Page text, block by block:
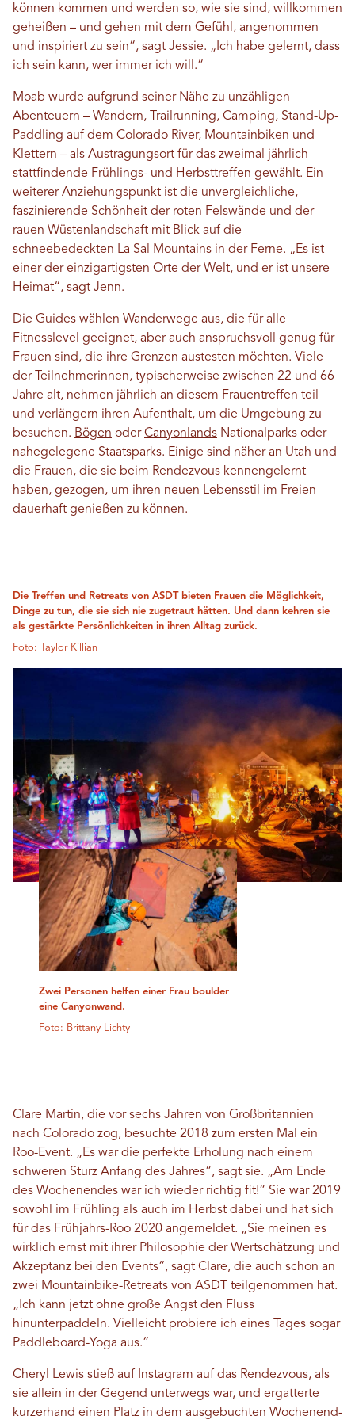
können kommen und werden so, wie sie sind, willkommen
geheißen – und gehen mit dem Gefühl, angenommen
und inspiriert zu sein“, sagt Jessie. „Ich habe gelernt, dass
ich sein kann, wer immer ich will.“
Moab wurde aufgrund seiner Nähe zu unzähligen
Abenteuern – Wandern, Trailrunning, Camping, Stand-Up-
Paddling auf dem Colorado River, Mountainbiken und
Klettern – als Austragungsort für das zweimal jährlich
stattfindende Frühlings- und Herbsttreffen gewählt. Ein
weiterer Anziehungspunkt ist die unvergleichliche,
faszinierende Schönheit der roten Felswände und der
rauen Wüstenlandschaft mit Blick auf die
schneebedeckten La Sal Mountains in der Ferne. „Es ist
einer der einzigartigsten Orte der Welt, und er ist unsere
Heimat“, sagt Jenn.
Die Guides wählen Wanderwege aus, die für alle
Fitnesslevel geeignet, aber auch anspruchsvoll genug für
Frauen sind, die ihre Grenzen austesten möchten. Viele
der Teilnehmerinnen, typischerweise zwischen 22 und 66
Jahre alt, nehmen jährlich an diesem Frauentreffen teil
und verlängern ihren Aufenthalt, um die Umgebung zu
besuchen. Bögen oderCanyonlands Nationalparks oder
nahegelegene Staatsparks. Einige sind näher an Utah und
die Frauen, die sie beim Rendezvous kennengelernt
haben, gezogen, um ihren neuen Lebensstil im Freien
dauerhaft genießen zu können.
Zwei Personen helfen einer Frau boulder
eine Canyonwand.
Foto: Brittany Lichty
Die Treffen und Retreats von ASDT bieten Frauen die Möglichkeit,
Dinge zu tun, die sie sich nie zugetraut hätten. Und dann kehren sie
als gestärkte Persönlichkeiten in ihren Alltag zurück.
Foto: Taylor Killian
Clare Martin, die vor sechs Jahren von Großbritannien
nach Colorado zog, besuchte 2018 zum ersten Mal ein
Roo-Event. „Es war die perfekte Erholung nach einem
schweren Sturz Anfang des Jahres“, sagt sie. „Am Ende
des Wochenendes war ich wieder richtig fit!“ Sie war 2019
sowohl im Frühling als auch im Herbst dabei und hat sich
für das Frühjahrs-Roo 2020 angemeldet. „Sie meinen es
wirklich ernst mit ihrer Philosophie der Wertschätzung und
Akzeptanz bei den Events“, sagt Clare, die auch schon an
zwei Mountainbike-Retreats von ASDT teilgenommen hat.
„Ich kann jetzt ohne große Angst den Fluss
hinunterpaddeln. Vielleicht probiere ich eines Tages sogar
Paddleboard-Yoga aus.“
Cheryl Lewis stieß auf Instagram auf das Rendezvous, als
sie allein in der Gegend unterwegs war, und ergatterte
kurzerhand einen Platz in dem ausgebuchten Wochenend-